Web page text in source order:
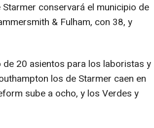
conservará el municipio de
& Fulham, con 38, y
20 asientos para los laboristas y
los de Starmer caen en
sube a ocho, y los Verdes y